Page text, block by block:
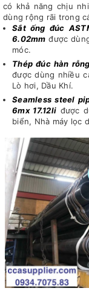
có khả năng chịu
dùng rộng rãi trong
Sắt ống đúc
6.02mm được
móc.
Thép đúc hàn
được dùng nhiều
Lò hơi, Dầu Khí.
Seamless steel
6mx 17.12li được
biển, Nhà máy lọc